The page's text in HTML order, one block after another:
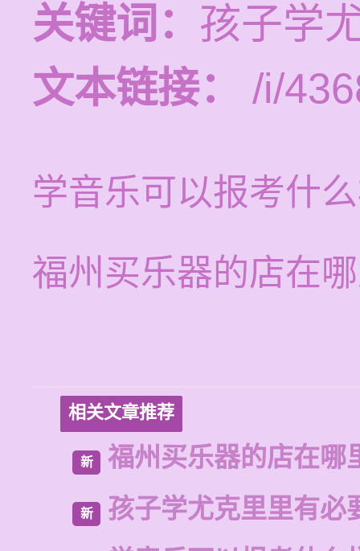
关键词： 孩子学
文本链接：
/i/
学音乐可以报考什
福州买乐器的店在
相关文章推荐
新 福州买乐器的店在哪
新
孩子学尤克里里有必